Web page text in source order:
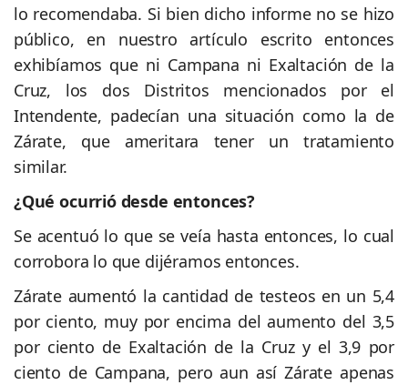
lo recomendaba. Si bien dicho informe no se hizo
público, en nuestro artículo escrito entonces
exhibíamos que ni Campana ni Exaltación de la
Cruz, los dos Distritos mencionados por el
Intendente, padecían una situación como la de
Zárate, que ameritara tener un tratamiento
similar.
¿Qué ocurrió desde entonces?
Se acentuó lo que se veía hasta entonces, lo cual
corrobora lo que dijéramos entonces.
Zárate aumentó la cantidad de testeos en un 5,4
por ciento, muy por encima del aumento del 3,5
por ciento de Exaltación de la Cruz y el 3,9 por
ciento de Campana, pero aun así Zárate apenas